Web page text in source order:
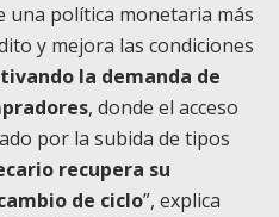
una política monetaria más
y mejora las condiciones
la demanda de
, donde el acceso
por la subida de tipos
recupera su
de ciclo”, explica